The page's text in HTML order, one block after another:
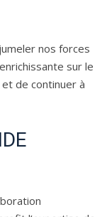
nos forces
sur le
de continuer à